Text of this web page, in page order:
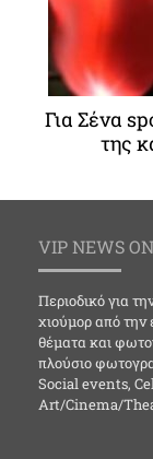
Για Σένα
της
VIP NEWS
Περιοδικό για
χιούμορ από την
θέματα και
πλούσιο
Social events,
Art/Cinema/